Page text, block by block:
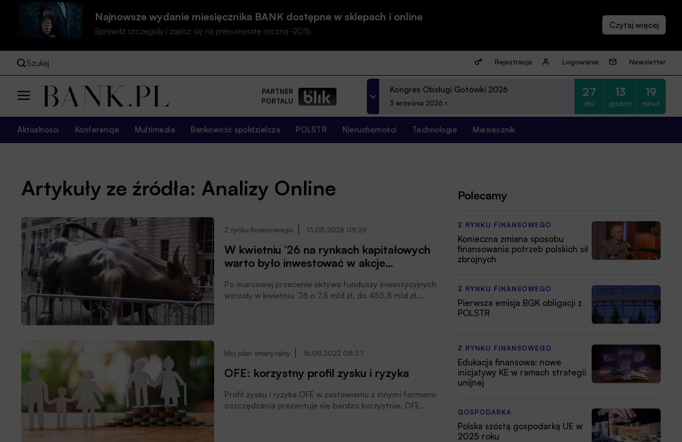
Najnowsze wydanie miesięcznika BANK dostępne w sklepach i online
Sprawdź szczegóły i zapisz się na prenumeratę roczną -20%
Szukaj Rejestracja Logowanie Newsletter
PARTNER
PORTALU
Kongres Obsługi Gotówki 2026
3 września 2026 r.
27
dni
13
godzin
19
minut
Aktualności Konferencje Multimedia Bankowość spółdzielcza POLSTR Nieruchomości Technologie Miesięcznik
Artykuły ze źródła: Analizy Online
Z rynku finansowego 13.05.2026 09:29
W kwietniu ’26 na rynkach kapitałowych
warto było inwestować w akcje
półprzewodnikami
Po marcowej przecenie aktywa funduszy inwestycyjnych
wzrosły w kwietniu ’26 o 7,5 mld zł, do 455,8 mld zł.
Analiz Online oraz Izby Zarządzających Funduszami i
Mój plan emerytalny 16.08.2022 08:37
OFE: korzystny profil zysku i ryzyka
Profil zysku i ryzyka OFE w zestawieniu z innymi formami
oszczędzania prezentuje się bardzo korzystnie. OFE
Polecamy
Z RYNKU FINANSOWEGO
Konieczna zmiana sposobu
finansowania potrzeb polskich sił
zbrojnych
Z RYNKU FINANSOWEGO
Pierwsza emisja BGK obligacji z
POLSTR
Z RYNKU FINANSOWEGO
Edukacja finansowa: nowe
inicjatywy KE w ramach strategii
unijnej
GOSPODARKA
Polska szóstą gospodarką UE w
2025 roku